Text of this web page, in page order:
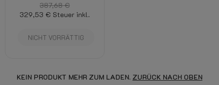
387,68 €
329,53 € Steuer inkl.
NICHT VORRÄTTIG
KEIN PRODUKT MEHR ZUM LADEN. ZURÜCK NACH OBEN